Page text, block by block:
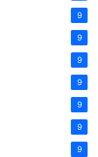
9
9
9
9
9
9
9